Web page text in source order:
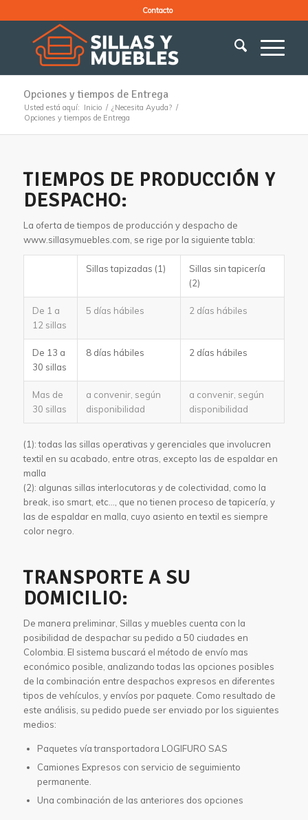
Contacto
Opciones y tiempos de Entrega
Usted está aquí: Inicio / ¿Necesita Ayuda? /
Opciones y tiempos de Entrega
TIEMPOS DE PRODUCCIÓN Y
DESPACHO:
La oferta de tiempos de producción y despacho de
www.sillasymuebles.com, se rige por la siguiente tabla:
Sillas tapizadas (1)
Sillas sin tapicería
(2)
De 1 a
12 sillas
5 días hábiles 2 días hábiles
De 13 a
30 sillas
8 días hábiles 2 días hábiles
Mas de
30 sillas
a convenir, según
disponibilidad
a convenir, según
disponibilidad
(1): todas las sillas operativas y gerenciales que involucren
textil en su acabado, entre otras, excepto las de espaldar en
malla
(2): algunas sillas interlocutoras y de colectividad, como la
break, iso smart, etc…, que no tienen proceso de tapicería, y
las de espaldar en malla, cuyo asiento en textil es siempre
color negro.
TRANSPORTE A SU
DOMICILIO:
De manera preliminar, Sillas y muebles cuenta con la
posibilidad de despachar su pedido a 50 ciudades en
Colombia. El sistema buscará el método de envío mas
económico posible, analizando todas las opciones posibles
de la combinación entre despachos expresos en diferentes
tipos de vehículos, y envíos por paquete. Como resultado de
este análisis, su pedido puede ser enviado por los siguientes
medios:
Paquetes vía transportadora LOGIFURO SAS
Camiones Expresos con servicio de seguimiento
permanente.
Una combinación de las anteriores dos opciones